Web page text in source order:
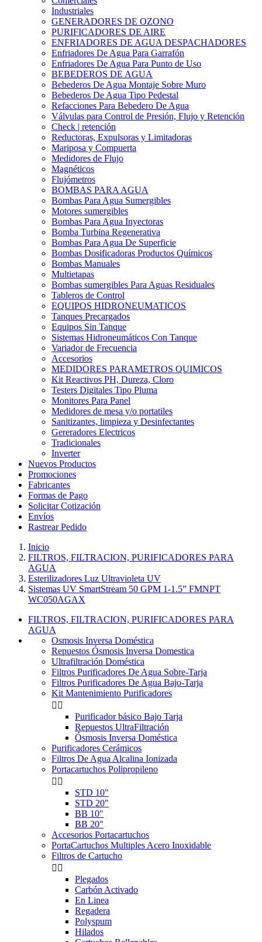
Industriales
GENERADORES DE OZONO
PURIFICADORES DE AIRE
ENFRIADORES DE AGUA DESPACHADORES
Enfriadores De Agua Para Garrafón
Enfriadores De Agua Para Punto de Uso
BEBEDEROS DE AGUA
Bebederos De Agua Montaje Sobre Muro
Bebederos De Agua Tipo Pedestal
Refacciones Para Bebedero De Agua
Válvulas para Control de Presión, Flujo y Retención
Check | retención
Reductoras, Expulsoras y Limitadoras
Mariposa y Compuerta
Medidores de Flujo
Magnéticos
Flujómetros
BOMBAS PARA AGUA
Bombas Para Agua Sumergibles
Motores sumergibles
Bombas Para Agua Inyectoras
Bomba Turbina Regenerativa
Bombas Para Agua De Superficie
Bombas Dosificadoras Productos Químicos
Bombas Manuales
Multietapas
Bombas sumergibles Para Aguas Residuales
Tableros de Control
EQUIPOS HIDRONEUMATICOS
Tanques Precargados
Equipos Sin Tanque
Sistemas Hidroneumáticos Con Tanque
Variador de Frecuencia
Accesorios
MEDIDORES PARAMETROS QUIMICOS
Kit Reactivos PH, Dureza, Cloro
Testers Digitales Tipo Pluma
Monitores Para Panel
Medidores de mesa y/o portatiles
Sanitizantes, limpieza y Desinfectantes
Gereradores Electricos
Tradicionales
Inverter
Nuevos Productos
Promociones
Fabricantes
Formas de Pago
Solicitar Cotización
Envíos
Rastrear Pedido
Inicio
FILTROS, FILTRACION, PURIFICADORES PARA
AGUA
Esterilizadores Luz Ultravioleta UV
Sistemas UV SmartStream 50 GPM 1-1.5” FMNPT
WC050AGAX
FILTROS, FILTRACION, PURIFICADORES PARA
AGUA
Osmosis Inversa Doméstica
Repuestos Ósmosis Inversa Domestica
Ultrafiltración Doméstica
Filtros Purificadores De Agua Sobre-Tarja
Filtros Purificadores De Agua Bajo-Tarja
Kit Mantenimiento Purificadores
 
Purificador básico Bajo Tarja
Repuestos UltraFiltración
Ósmosis Inversa Doméstica
Purificadores Cerámicos
Filtros De Agua Alcalina Ionizada
Portacartuchos Polipropileno
 
STD 10"
STD 20"
BB 10"
BB 20"
Accesorios Portacartuchos
PortaCartuchos Multiples Acero Inoxidable
Filtros de Cartucho
 
Plegados
Carbón Activado
En Linea
Regadera
Polyspum
Hilados